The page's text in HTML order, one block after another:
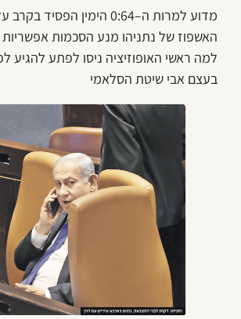
מדוע למרות ה–0:64 הימין
האשפוז של נתניהו מנע הסכמות
למה ראשי האופוזיציה ניסו לפתע להגיע
בעצם אבי שיטת הסלאמי